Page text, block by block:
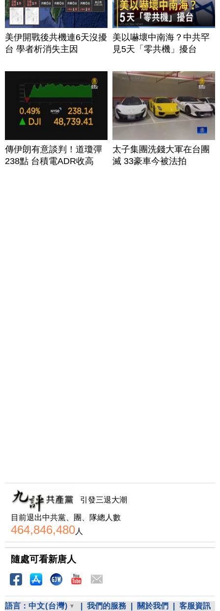
美伊開戰後共機連6天沒擾
台 學者析消失主因
美以嚇壞中南海？中共罕
見5天「零共機」擾台
傳伊朗有意談判！道瓊彈
238點 台積電ADR收高
太子集團洗錢大軍在台團
滅 33豪車今被法拍
引發三退大潮
目前退出中共黨、團、隊總人數
464,846,480人
隨處可看新唐人
語言： 中文(台灣) 我們的服務 關於我們 客服資訊